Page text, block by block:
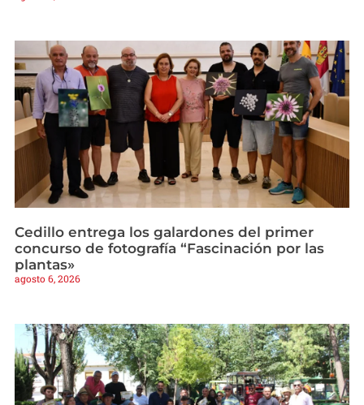
Cedillo entrega los galardones del primer
concurso de fotografía “Fascinación por las
plantas»
agosto 6, 2026